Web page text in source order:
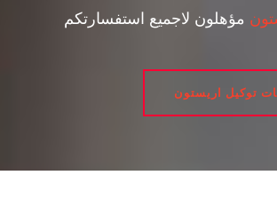
مؤهلون لاجميع استفسارتكم
توكيل اريستون